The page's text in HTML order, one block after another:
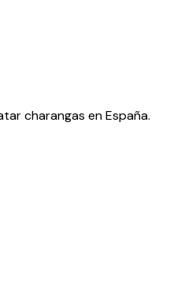
charangas en España.